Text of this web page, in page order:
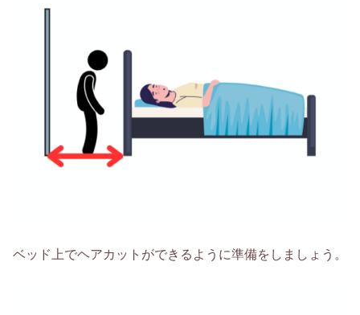
ベッド上でヘアカットができるように準備をしましょう。